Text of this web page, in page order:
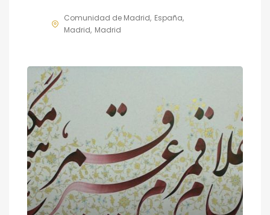
Comunidad de Madrid España
Madrid Madrid